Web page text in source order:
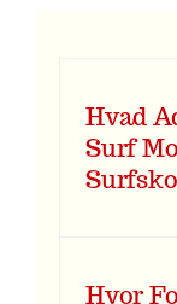
Hvad
Surf
Hvor